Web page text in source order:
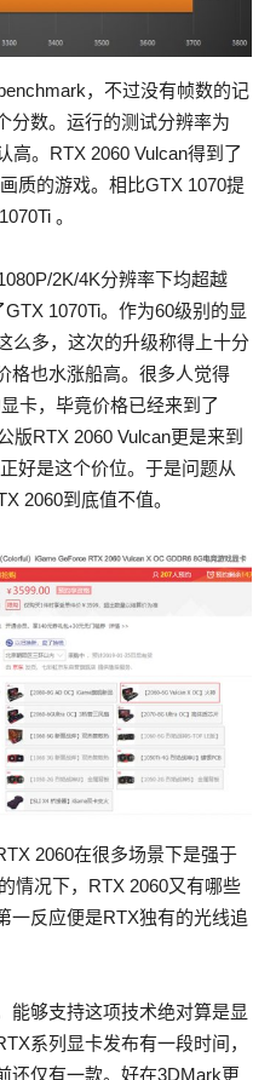
，不过没有帧数的记
分数。运行的测试分辨率为
高。RTX 2060 Vulcan得到了
质的游戏。相比GTX 1070提
。
2K/4K分辨率下均超越
1070Ti。作为60级别的显
么多，这次的升级称得上十分
格也水涨船高。很多人觉得
卡，毕竟价格已经来到了
版RTX 2060 Vulcan更是来到
好是这个价位。于是问题从
2060到底值不值。
2060在很多场景下是强于
情况下，RTX 2060又有哪些
一反应便是RTX独有的光线追
能够支持这项技术绝对算是显
系列显卡发布有一段时间，
还仅有一款。好在3DMark更